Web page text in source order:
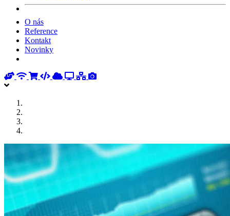
O nás
Reference
Kontakt
Novinky